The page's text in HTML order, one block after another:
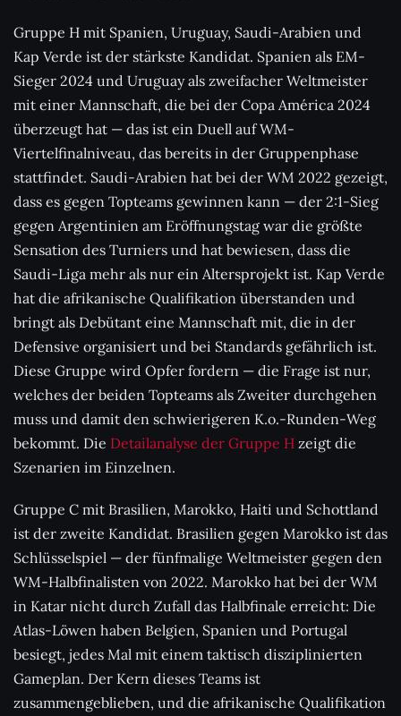
Gruppe H mit Spanien, Uruguay, Saudi-Arabien und
Kap Verde ist der stärkste Kandidat. Spanien als EM-
Sieger 2024 und Uruguay als zweifacher Weltmeister
mit einer Mannschaft, die bei der Copa América 2024
überzeugt hat — das ist ein Duell auf WM-
Viertelfinalniveau, das bereits in der Gruppenphase
stattfindet. Saudi-Arabien hat bei der WM 2022 gezeigt,
dass es gegen Topteams gewinnen kann — der 2:1-Sieg
gegen Argentinien am Eröffnungstag war die größte
Sensation des Turniers und hat bewiesen, dass die
Saudi-Liga mehr als nur ein Altersprojekt ist. Kap Verde
hat die afrikanische Qualifikation überstanden und
bringt als Debütant eine Mannschaft mit, die in der
Defensive organisiert und bei Standards gefährlich ist.
Diese Gruppe wird Opfer fordern — die Frage ist nur,
welches der beiden Topteams als Zweiter durchgehen
muss und damit den schwierigeren K.o.-Runden-Weg
bekommt. Die Detailanalyse der Gruppe H zeigt die
Szenarien im Einzelnen.
Gruppe C mit Brasilien, Marokko, Haiti und Schottland
ist der zweite Kandidat. Brasilien gegen Marokko ist das
Schlüsselspiel — der fünfmalige Weltmeister gegen den
WM-Halbfinalisten von 2022. Marokko hat bei der WM
in Katar nicht durch Zufall das Halbfinale erreicht: Die
Atlas-Löwen haben Belgien, Spanien und Portugal
besiegt, jedes Mal mit einem taktisch disziplinierten
Gameplan. Der Kern dieses Teams ist
zusammengeblieben, und die afrikanische Qualifikation